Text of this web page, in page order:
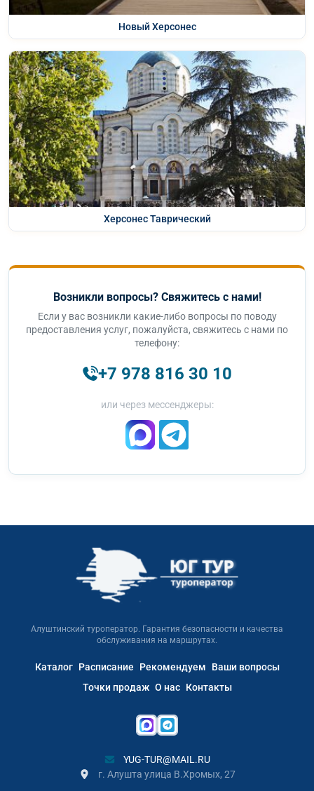
Новый Херсонес
Херсонес Таврический
Возникли вопросы? Свяжитесь с нами!
Если у вас возникли какие-либо вопросы по поводу
предоставления услуг, пожалуйста, свяжитесь с нами по
телефону:
+7 978 816 30 10
или через мессенджеры:
Алуштинский туроператор. Гарантия безопасности и качества
обслуживания на маршрутах.
Каталог Расписание Рекомендуем
Ваши вопросы
Точки продаж О нас Контакты
YUG-TUR@MAIL.RU
г. Алушта улица В.Хромых, 27